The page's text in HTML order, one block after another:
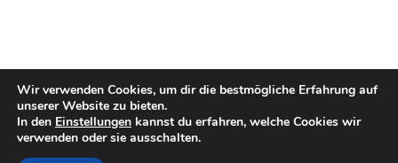
Wir verwenden Cookies, um dir die bestmögliche Erfahrung auf
unserer Website zu bieten.
In den Einstellungen kannst du erfahren, welche Cookies wir
verwenden oder sie ausschalten.